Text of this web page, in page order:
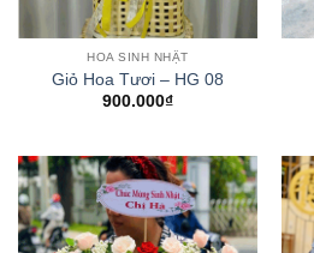
HOA SINH NHẬT
Giỏ Hoa Tươi – HG 08
900.000₫